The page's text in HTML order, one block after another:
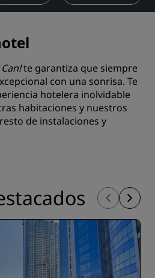
Can!te garantiza que siempre
con una sonrisa. Te
hotelera inolvidable
habitaciones y nuestros
de instalaciones y